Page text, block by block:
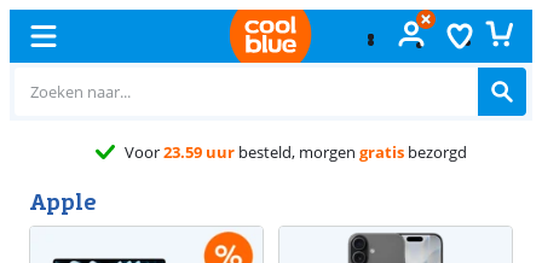
Gratis ruilen
Apple